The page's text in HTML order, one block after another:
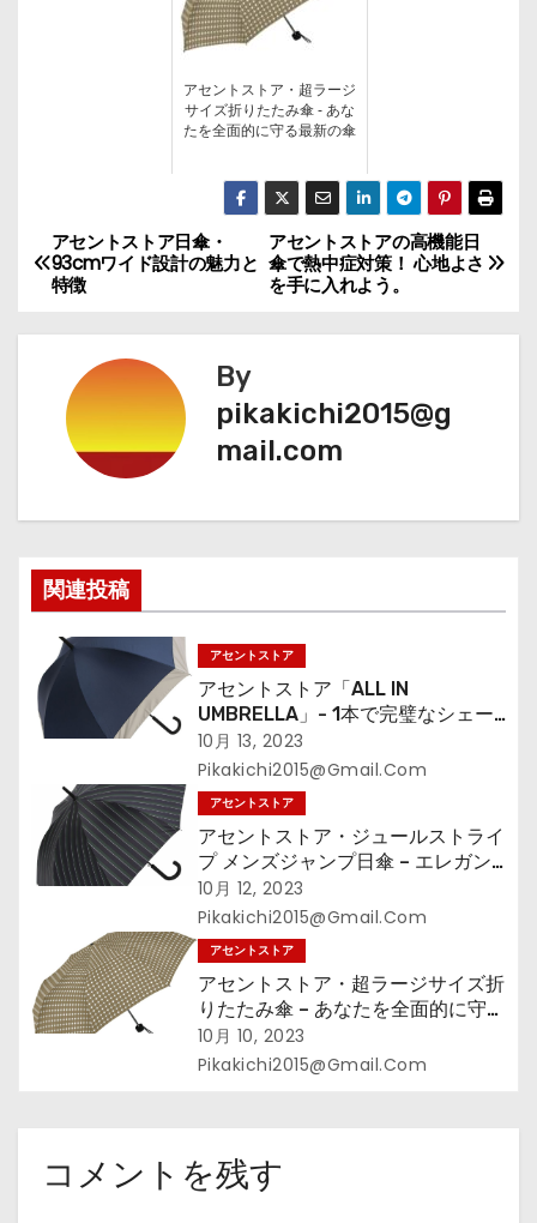
アセントストア・超ラージ
サイズ折りたたみ傘 - あな
たを全面的に守る最新の傘
投
稿
ビ
ゲ
シ
ョ
ン
アセントストアの高機能日
傘で熱中症対策！ 心地よさ
を手に入れよう。
アセントストア日傘・
93cmワイド設計の魅力と
特徴
By
pikakichi2015@g
mail.com
関連投稿
アセントストア
アセントストア「ALL IN
UMBRELLA」- 1本で完璧なシェー
ドを
10月 13, 2023
Pikakichi2015@gmail.com
アセントストア
アセントストア・ジュールストライ
プ メンズジャンプ日傘 – エレガン
スと機能性を両立
10月 12, 2023
Pikakichi2015@gmail.com
アセントストア
アセントストア・超ラージサイズ折
りたたみ傘 – あなたを全面的に守る
最新の傘
10月 10, 2023
Pikakichi2015@gmail.com
コメントを残す